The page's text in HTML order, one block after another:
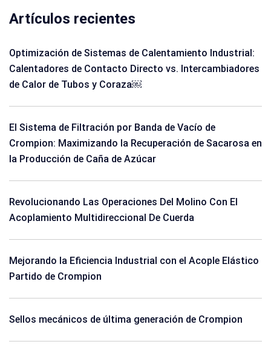
Artículos recientes
Optimización de Sistemas de Calentamiento Industrial:
Calentadores de Contacto Directo vs. Intercambiadores
de Calor de Tubos y Coraza￼
El Sistema de Filtración por Banda de Vacío de
Crompion: Maximizando la Recuperación de Sacarosa en
la Producción de Caña de Azúcar
Revolucionando Las Operaciones Del Molino Con El
Acoplamiento Multidireccional De Cuerda
Mejorando la Eficiencia Industrial con el Acople Elástico
Partido de Crompion
Sellos mecánicos de última generación de Crompion